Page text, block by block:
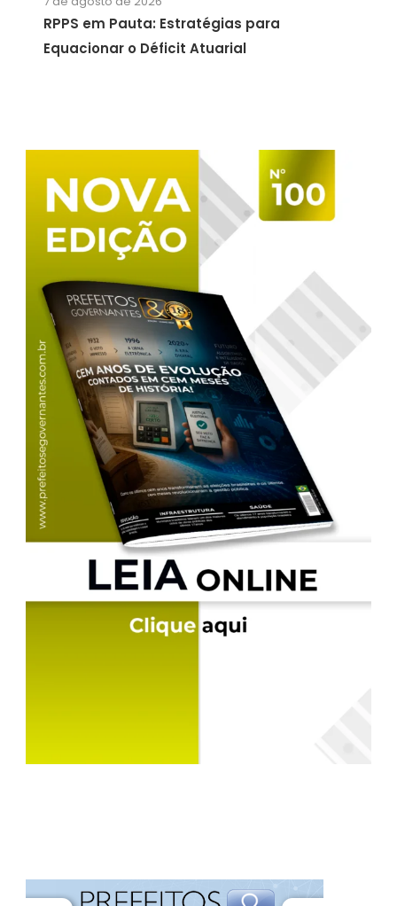
RPPS em Pauta: Estratégias para
Equacionar o Déficit Atuarial